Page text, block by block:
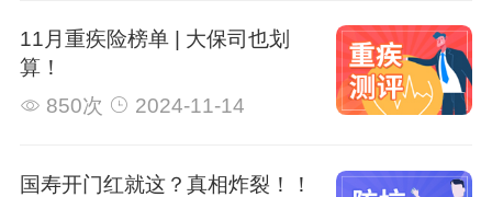
11月重疾险榜单 | 大保司也划
算！
850次
2024-11-14
国寿开门红就这？真相炸裂！！